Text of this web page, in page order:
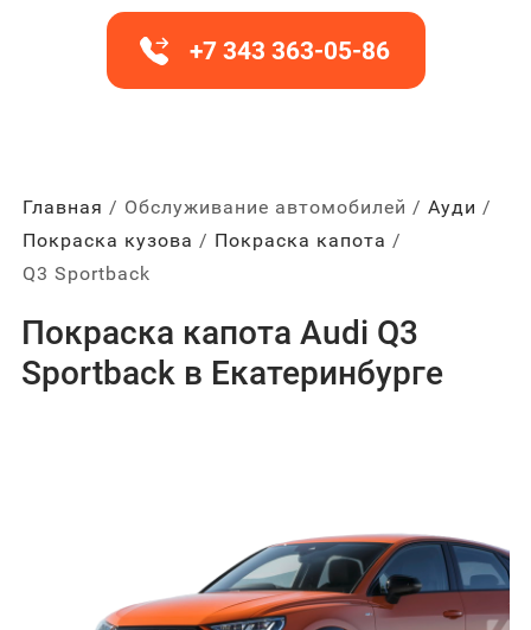
+7 343 363-05-86
Главная Обслуживание автомобилей
Ауди
Покраска кузова
Покраска капота
Q3 Sportback
Покраска капота Audi Q3
Sportback в Екатеринбурге